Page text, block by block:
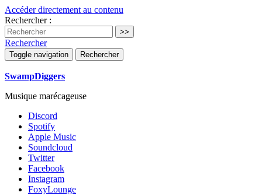
Accéder directement au contenu
Rechercher :
Rechercher
Toggle navigation Rechercher
SwampDiggers
Musique marécageuse
Discord
Spotify
Apple Music
Soundcloud
Twitter
Facebook
Instagram
FoxyLounge